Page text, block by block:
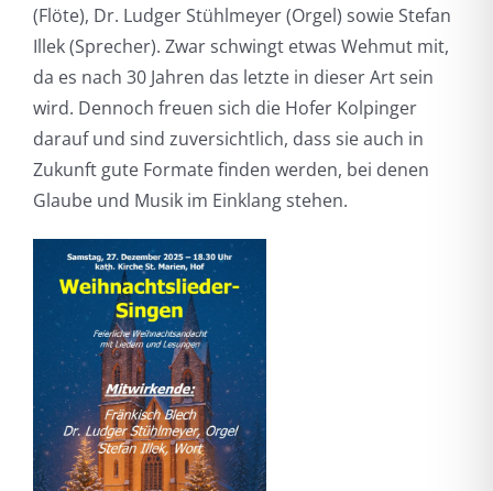
(Flöte), Dr. Ludger Stühlmeyer (Orgel) sowie Stefan
Illek (Sprecher). Zwar schwingt etwas Wehmut mit,
da es nach 30 Jahren das letzte in dieser Art sein
wird. Dennoch freuen sich die Hofer Kolpinger
darauf und sind zuversichtlich, dass sie auch in
Zukunft gute Formate finden werden, bei denen
Glaube und Musik im Einklang stehen.